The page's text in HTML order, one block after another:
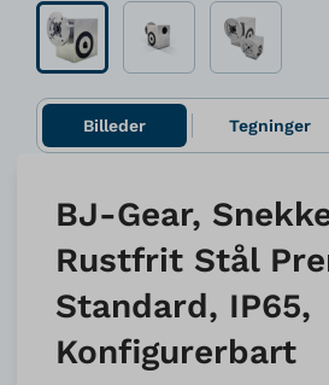
Billeder Tegninger
BJ-Gear,
Rustfrit Stål
Standard, IP65,
Konfigurerbart